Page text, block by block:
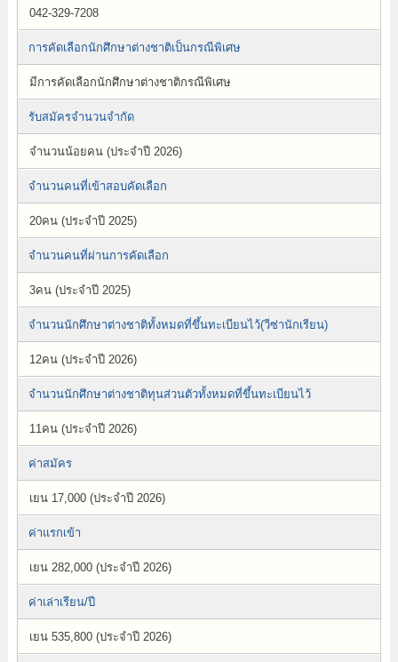
042-329-7208
การคัดเลือกนักศึกษาต่างชาติเป็นกรณีพิเศษ
มีการคัดเลือกนักศึกษาต่างชาติกรณีพิเศษ
รับสมัครจำนวนจำกัด
จำนวนน้อยคน (ประจำปี 2026)
จำนวนคนที่เข้าสอบคัดเลือก
20คน (ประจำปี 2025)
จำนวนคนที่ผ่านการคัดเลือก
3คน (ประจำปี 2025)
จำนวนนักศึกษาต่างชาติทั้งหมดที่ขึ้นทะเบียนไว้(วีซ่านักเรียน)
12คน (ประจำปี 2026)
จำนวนนักศึกษาต่างชาติทุนส่วนตัวทั้งหมดที่ขึ้นทะเบียนไว้
11คน (ประจำปี 2026)
ค่าสมัคร
เยน 17,000 (ประจำปี 2026)
ค่าแรกเข้า
เยน 282,000 (ประจำปี 2026)
ค่าเล่าเรียน/ปี
เยน 535,800 (ประจำปี 2026)